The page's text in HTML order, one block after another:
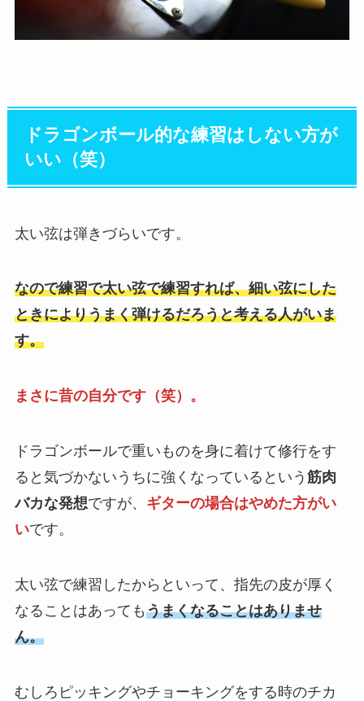
ドラゴンボール的な練習はしない方が
いい（笑）
太い弦は弾きづらいです。
なので練習で太い弦で練習すれば、細い弦にした
ときによりうまく弾けるだろうと考える人がいま
す。
まさに昔の自分です（笑）。
ドラゴンボールで重いものを身に着けて修行をす
ると気づかないうちに強くなっているという 筋肉
バカな発想ですが、 ギターの場合はやめた方がい
いです。
太い弦で練習したからといって、指先の皮が厚く
なることはあってもうまくなることはありませ
ん。
むしろピッキングやチョーキングをする時のチカ